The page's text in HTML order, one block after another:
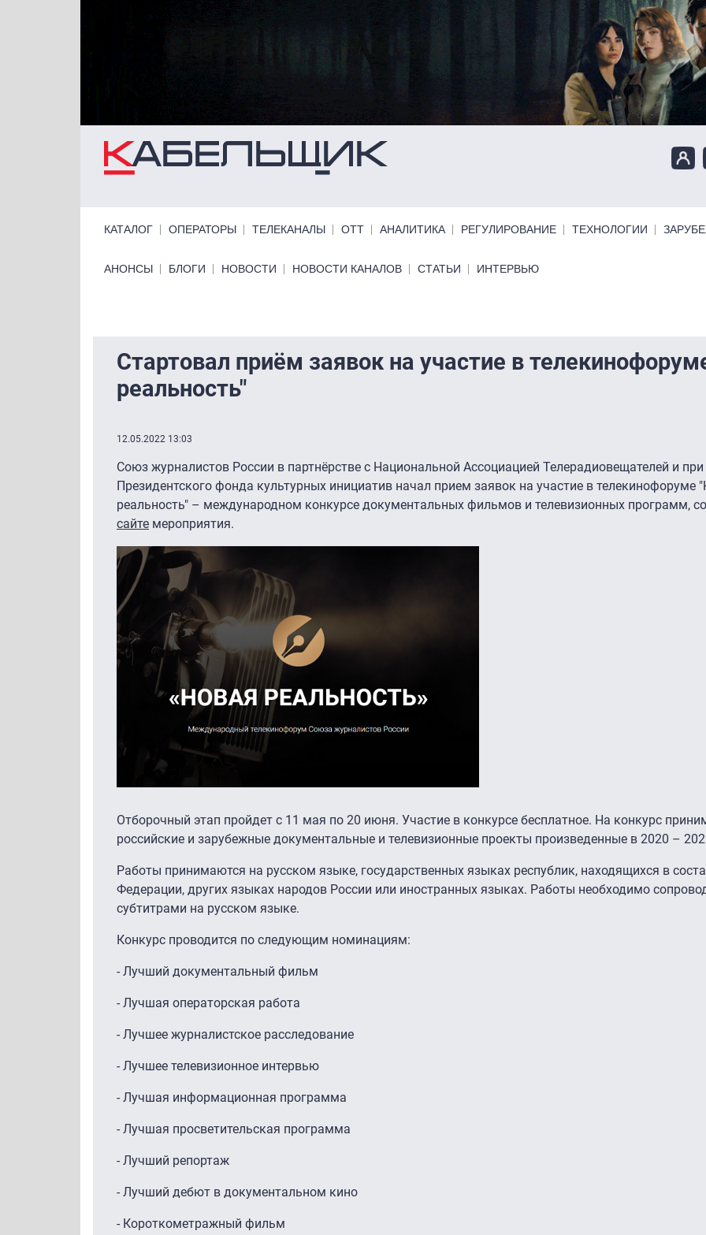
КАТАЛОГ ОПЕРАТОРЫ ТЕЛЕКАНАЛЫ ОТТ АНАЛИТИКА РЕГУЛИРОВАНИЕ ТЕХНОЛОГИИ
Primary links bottom
АНОНСЫ БЛОГИ НОВОСТИ НОВОСТИ КАНАЛОВ СТАТЬИ ИНТЕРВЬЮ
Стартовал приём заявок на участие в
реальность"
12.05.2022 13:03
Союз журналистов России в партнёрстве с Национальной Ассоциацией Телерадиовещателей и
Президентского фонда культурных инициатив начал прием заявок на участие в телекинофоруме
реальность" – международном конкурсе документальных фильмов и телевизионных программ,
сайте мероприятия.
Отборочный этап пройдет с 11 мая по 20 июня. Участие в конкурсе бесплатное. На конкурс
российские и зарубежные документальные и телевизионные проекты произведенные в 2020 –
Работы принимаются на русском языке, государственных языках республик, находящихся в
Федерации, других языках народов России или иностранных языках. Работы необходимо
субтитрами на русском языке.
Конкурс проводится по следующим номинациям:
- Лучший документальный фильм
- Лучшая операторская работа
- Лучшее журналистское расследование
- Лучшее телевизионное интервью
- Лучшая информационная программа
- Лучшая просветительская программа
- Лучший репортаж
- Лучший дебют в документальном кино
- Короткометражный фильм